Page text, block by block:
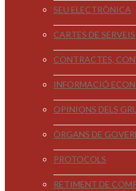
SEU ELECTRÒNICA
CARTES DE SERVEIS
CONTRACTES,
INFORMACIÓ
OPINIONS DELS
ÒRGANS DE
PROTOCOLS
RETIMENT DE